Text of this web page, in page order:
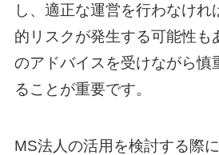
し、適正な運営を行わなけれ
的リスクが発生する可能性も
のアドバイスを受けながら慎
ることが重要です。
MS法人の活用を検討する際